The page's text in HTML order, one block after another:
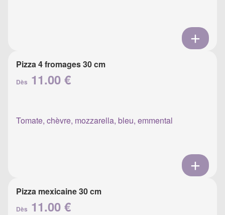
Pizza 4 fromages 30 cm
Dès 11.00 €
Tomate, chèvre, mozzarella, bleu, emmental
Pizza mexicaine 30 cm
Dès 11.00 €